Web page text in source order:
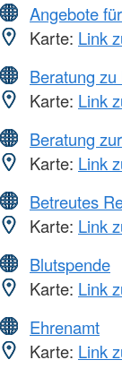
Angebote
Karte: Link
Beratung
Karte: Link
Beratung
Karte: Link
Betreutes
Karte: Link
Blutspende
Karte: Link
Ehrenamt
Karte: Link